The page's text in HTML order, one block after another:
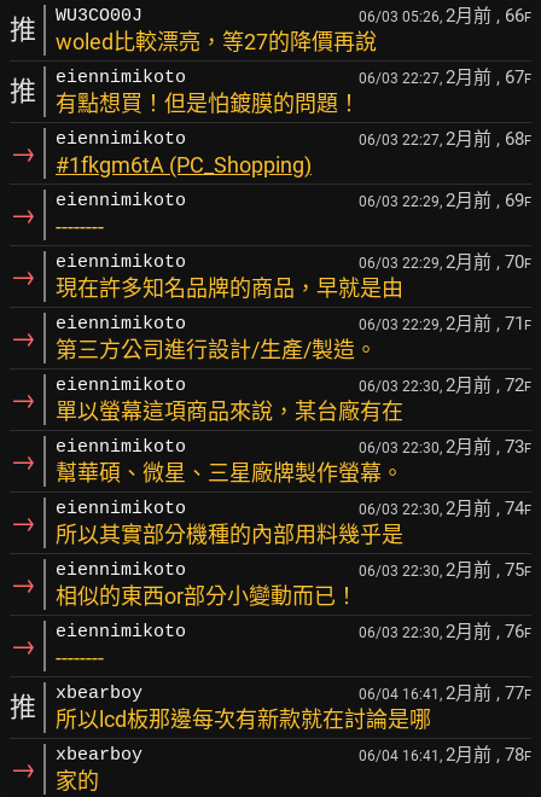
推 WU3CO00J 06/03 05:26, 2月前 , 66F
woled比較漂亮，等27的降價再說
推 eiennimikoto 06/03 22:27, 2月前 , 67F
有點想買！但是怕鍍膜的問題！
→ eiennimikoto 06/03 22:27, 2月前 , 68F
#1fkgm6tA (PC_Shopping)
→ eiennimikoto 06/03 22:29, 2月前 , 69F
--------
→ eiennimikoto 06/03 22:29, 2月前 , 70F
現在許多知名品牌的商品，早就是由
→ eiennimikoto 06/03 22:29, 2月前 , 71 F
第三方公司進行設計/生產/製造。
→ eiennimikoto 06/03 22:30, 2月前 , 72F
單以螢幕這項商品來說，某台廠有在
→ eiennimikoto 06/03 22:30, 2月前 , 73F
幫華碩、微星、三星廠牌製作螢幕。
→ eiennimikoto 06/03 22:30, 2月前 , 74F
所以其實部分機種的內部用料幾乎是
→ eiennimikoto 06/03 22:30, 2月前 , 75F
相似的東西or部分小變動而已！
→ eiennimikoto 06/03 22:30, 2月前 , 76F
--------
推 xbearboy 06/04 16:41, 2月前 , 77F
所以lcd板那邊每次有新款就在討論是哪
→ xbearboy 06/04 16:41, 2月前 , 78F
家的